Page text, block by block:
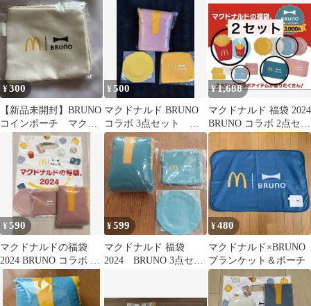
¥300
【新品未開封】BRUNO
コインポーチ マクド
ナルド
¥500
マクドナルド BRUNO
コラボ 3点セット
2024年福袋
¥1,688
マクドナルド 福袋 2024
BRUNO コラボ 2点セッ
ト ブルー 未開封
¥590
マクドナルドの福袋
2024 BRUNO コラボ グ
ッズセット
¥599
マクドナルド 福袋
2024 BRUNO 3点セッ
¥480
マクドナルド×BRUNO
ブランケット＆ポーチ